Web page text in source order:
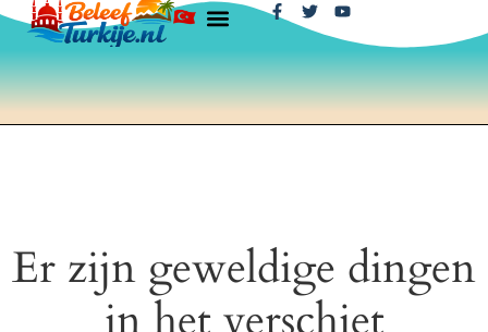
Er zijn geweldige dingen